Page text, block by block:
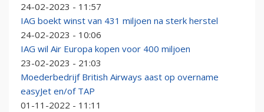
24-02-2023 - 11:57
IAG boekt winst van 431 miljoen na sterk herstel
24-02-2023 - 10:06
IAG wil Air Europa kopen voor 400 miljoen
23-02-2023 - 21:03
Moederbedrijf British Airways aast op overname
easyJet en/of TAP
01-11-2022 - 11:11